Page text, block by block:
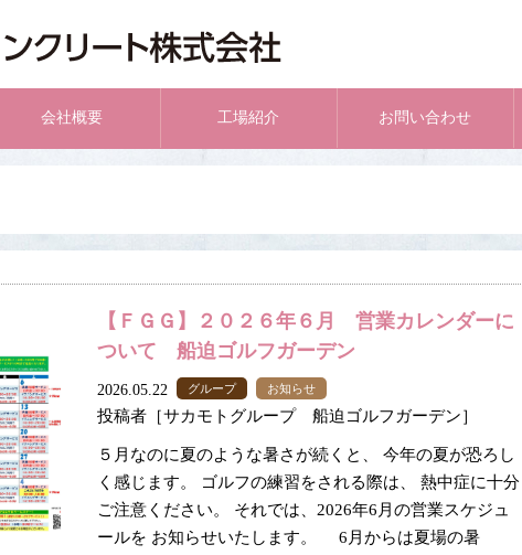
会社概要 工場紹介 お問い合わせ
【ＦＧＧ】２０２６年６月 営業カレンダーに
ついて 船迫ゴルフガーデン
2026.05.22 グループ お知らせ
投稿者［サカモトグループ 船迫ゴルフガーデン］
５月なのに夏のような暑さが続くと、 今年の夏が恐ろし
く感じます。 ゴルフの練習をされる際は、 熱中症に十分
ご注意ください。 それでは、2026年6月の営業スケジュ
ールを お知らせいたします。 6月からは夏場の暑